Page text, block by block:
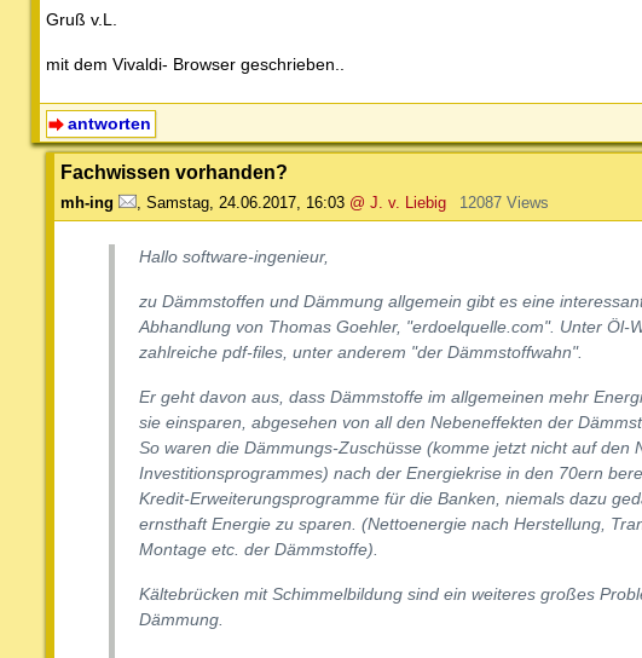
Gruß v.L.
mit dem Vivaldi- Browser geschrieben..
antworten
Fachwissen vorhanden?
mh-ing Samstag, 24.06.2017, 16:03 @ J. v. Liebig 12087 Views
Hallo software-ingenieur,
zu Dämmstoffen und Dämmung allgemein gibt es eine
Abhandlung von Thomas Goehler, "erdoelquelle.com". Unter Öl-
zahlreiche pdf-files, unter anderem "der Dämmstoffwahn".
Er geht davon aus, dass Dämmstoffe im allgemeinen mehr
sie einsparen, abgesehen von all den Nebeneffekten der
So waren die Dämmungs-Zuschüsse (komme jetzt nicht auf den
Investitionsprogrammes) nach der Energiekrise in den 70ern
Kredit-Erweiterungsprogramme für die Banken, niemals dazu
ernsthaft Energie zu sparen. (Nettoenergie nach Herstellung,
Montage etc. der Dämmstoffe).
Kältebrücken mit Schimmelbildung sind ein weiteres großes
Dämmung.